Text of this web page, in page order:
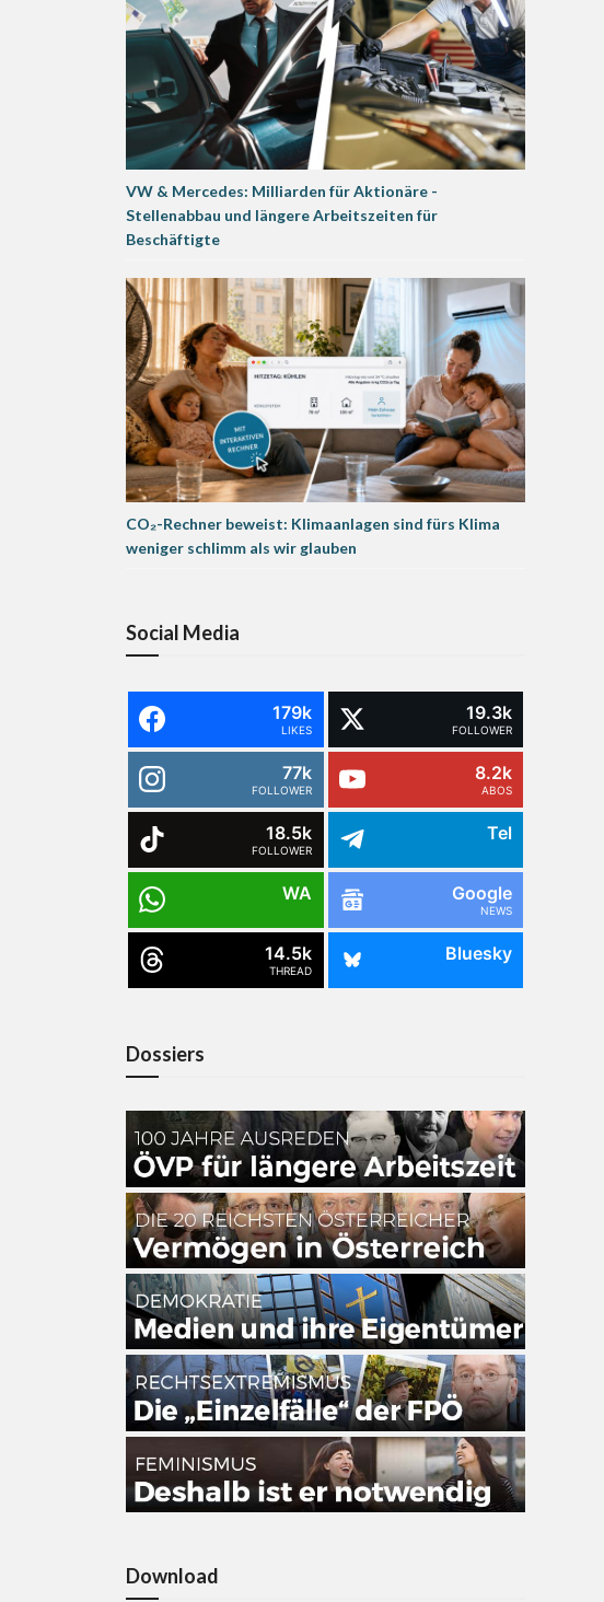
VW & Mercedes: Milliarden für Aktionäre -
Stellenabbau und längere Arbeitszeiten für
Beschäftigte
CO₂-Rechner beweist: Klimaanlagen sind fürs Klima
weniger schlimm als wir glauben
Social Media
179k
LIKES
19.3k
FOLLOWER
77k
FOLLOWER
8.2k
ABOS
18.5k
FOLLOWER
Tel
WA Google
NEWS
14.5k
THREAD
Bluesky
Dossiers
Download